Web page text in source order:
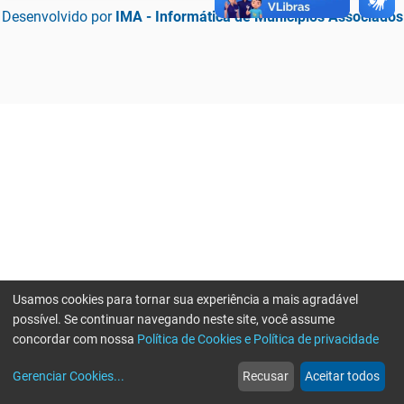
Desenvolvido por IMA - Informática de Municípios Associados
web
Notícias
more_horiz
Mais
Usamos cookies para tornar sua experiência a mais agradável
possível. Se continuar navegando neste site, você assume
concordar com nossa Política de Cookies e Política de privacidade
Gerenciar Cookies... Recusar Aceitar todos
Erro ao enviar informações, por favor tente novamente